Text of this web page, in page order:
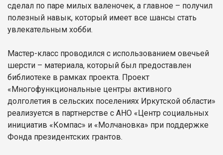
сделал по паре милых валеночек, а главное – получил
полезный навык, который имеет все шансы стать
увлекательным хобби.
Мастер-класс проводился с использованием овечьей
шерсти – материала, который был предоставлен
библиотеке в рамках проекта. Проект
«Многофункциональные центры активного
долголетия в сельских поселениях Иркутской области»
реализуется в партнерстве с АНО «Центр социальных
инициатив «Компас» и «Молчановка» при поддержке
Фонда президентских грантов.